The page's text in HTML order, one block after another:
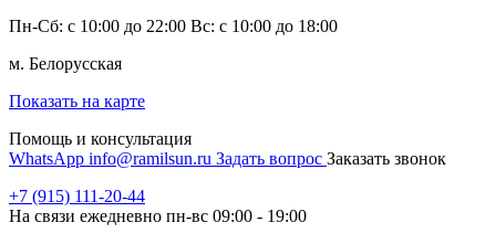
Пн-Сб: с 10:00 до 22:00 Вс: с 10:00 до 18:00
м. Белорусская
Показать на карте
Помощь и консультация
WhatsApp info@ramilsun.ru Задать вопрос Заказать звонок
+7 (915) 111-20-44
На связи ежедневно пн-вс 09:00 - 19:00